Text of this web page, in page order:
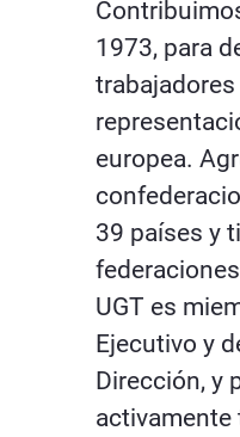
1973, para
europea.
39 países y
UGT es
Ejecutivo y
Dirección, y